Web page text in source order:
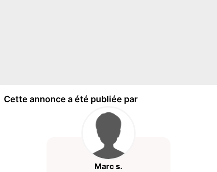
Cette annonce a été publiée par
Marc s.